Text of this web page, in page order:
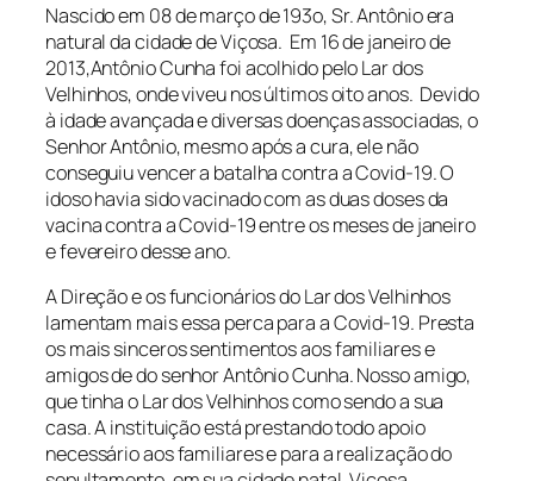
Nascido em 08 de março de 193o, Sr. Antônio era
natural da cidade de Viçosa. Em 16 de janeiro de
2013,Antônio Cunha foi acolhido pelo Lar dos
Velhinhos, onde viveu nos últimos oito anos. Devido
à idade avançada e diversas doenças associadas, o
Senhor Antônio, mesmo após a cura, ele não
conseguiu vencer a batalha contra a Covid-19. O
idoso havia sido vacinado com as duas doses da
vacina contra a Covid-19 entre os meses de janeiro
e fevereiro desse ano.
A Direção e os funcionários do Lar dos Velhinhos
lamentam mais essa perca para a Covid-19. Presta
os mais sinceros sentimentos aos familiares e
amigos de do senhor Antônio Cunha. Nosso amigo,
que tinha o Lar dos Velhinhos como sendo a sua
casa. A instituição está prestando todo apoio
necessário aos familiares e para a realização do